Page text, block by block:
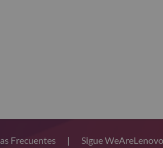
Frecuentes | Sigue WeAreLenovo